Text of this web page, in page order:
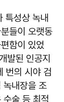
특성상 녹내
들이 오랫동
함이 있었
발된 인공지
번의 시야 검
녹내장을 조
술 등 최적